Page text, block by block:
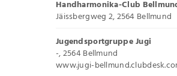
Handharmonika-Club
Jäissbergweg 2, 2564 Bellmund
Jugendsportgruppe Jugi
-, 2564 Bellmund
www.jugi-